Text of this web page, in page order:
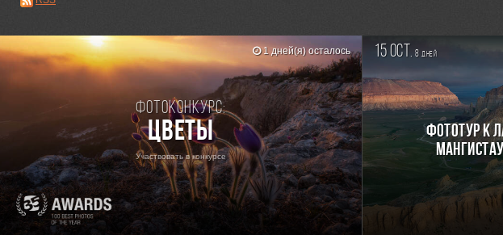
Фотоконкурс:
Цветы
Участвовать в конкурсе
1 дней(я) осталось 15 oct. 8дней
Фототур к